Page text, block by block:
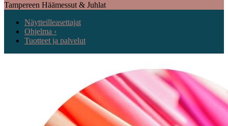
Tampereen Häämessut & Juhlat
Näytteilleasettajat
Ohjelma ›
Tuotteet ja palvelut